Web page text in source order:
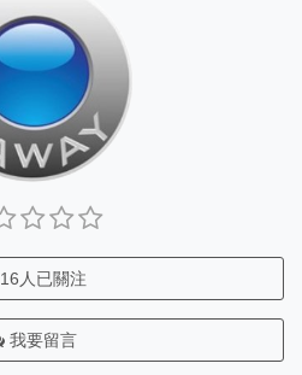
16 人已關注
我要留言